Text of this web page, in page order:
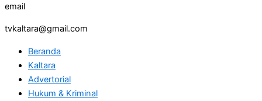
email
tvkaltara@gmail.com
Beranda
Kaltara
Advertorial
Hukum & Kriminal